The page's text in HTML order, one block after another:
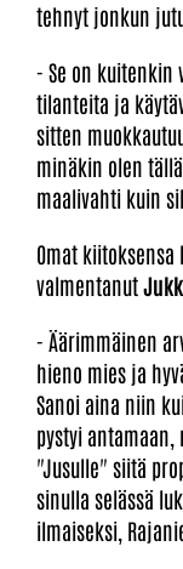
tehnyt jonkun
- Se on kuitenkin
tilanteita ja
sitten
minäkin olen
maalivahti kuin
Omat
valmentanut
- Äärimmäinen
hieno mies ja
Sanoi aina niin
pystyi antamaan,
"Jusulle" siitä
sinulla selässä
ilmaiseksi,